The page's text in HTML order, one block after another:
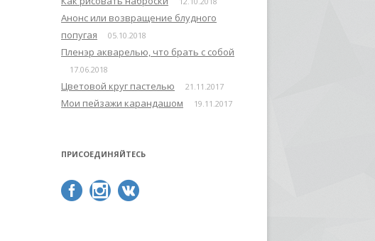
Анонс или возвращение блудного
попугая
05.10.2018
Пленэр акварелью, что брать с собой
17.06.2018
Цветовой круг пастелью 21.11.2017
Мои пейзажи карандашом 19.11.2017
ПРИСОЕДИНЯЙТЕСЬ